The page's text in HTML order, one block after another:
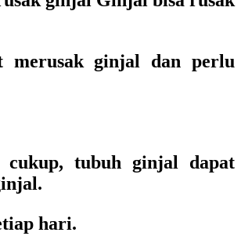
merusak ginjal dan perlu
cukup, tubuh ginjal dapat
hari.